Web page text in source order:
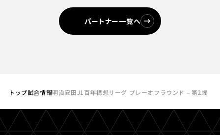
パートナー一覧へ
トップ試合情報明治安田J1百年構想リーグ プレーオフラウンド – 第2戦